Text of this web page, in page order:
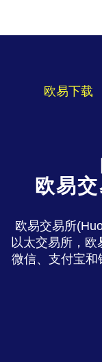
欧易下载
欧易
欧易交易所
以太交易所，欧
微信、支付宝